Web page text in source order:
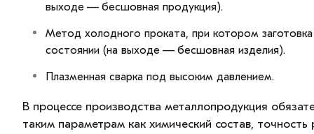
выходе — бесшовная продукция).
Метод холодного проката, при котором
состоянии (на выходе — бесшовная изделия).
Плазменная сварка под высоким давлением.
В процессе производства металлопродукция
таким параметрам как химический состав, точность